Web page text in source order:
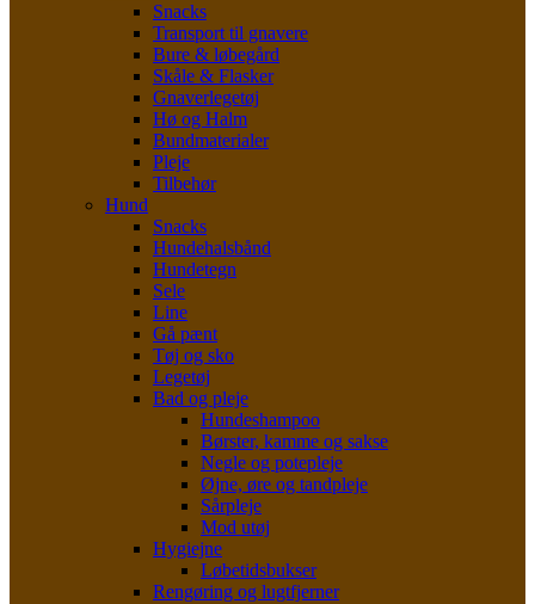
Snacks
Transport til gnavere
Bure & løbegård
Skåle & Flasker
Gnaverlegetøj
Hø og Halm
Bundmaterialer
Pleje
Tilbehør
Hund
Snacks
Hundehalsbånd
Hundetegn
Sele
Line
Gå pænt
Tøj og sko
Legetøj
Bad og pleje
Hundeshampoo
Børster, kamme og sakse
Negle og potepleje
Øjne, øre og tandpleje
Sårpleje
Mod utøj
Hygiejne
Løbetidsbukser
Rengøring og lugtfjerner